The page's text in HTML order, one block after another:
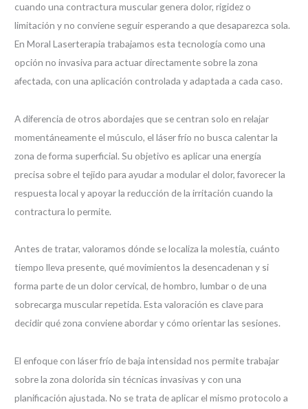
cuando una contractura muscular genera dolor, rigidez o
limitación y no conviene seguir esperando a que desaparezca sola.
En Moral Laserterapia trabajamos esta tecnología como una
opción no invasiva para actuar directamente sobre la zona
afectada, con una aplicación controlada y adaptada a cada caso.
A diferencia de otros abordajes que se centran solo en relajar
momentáneamente el músculo, el láser frío no busca calentar la
zona de forma superficial. Su objetivo es aplicar una energía
precisa sobre el tejido para ayudar a modular el dolor, favorecer la
respuesta local y apoyar la reducción de la irritación cuando la
contractura lo permite.
Antes de tratar, valoramos dónde se localiza la molestia, cuánto
tiempo lleva presente, qué movimientos la desencadenan y si
forma parte de un dolor cervical, de hombro, lumbar o de una
sobrecarga muscular repetida. Esta valoración es clave para
decidir qué zona conviene abordar y cómo orientar las sesiones.
El enfoque con láser frío de baja intensidad nos permite trabajar
sobre la zona dolorida sin técnicas invasivas y con una
planificación ajustada. No se trata de aplicar el mismo protocolo a